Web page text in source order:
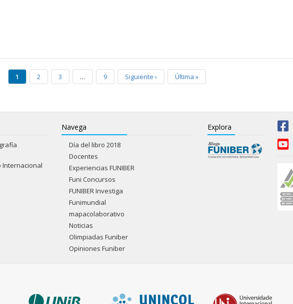
1 2 3 … 9 Siguiente › Última »
Internacional
Navega
Día del libro 2018
Docentes
Experiencias FUNIBER
Funi Concursos
FUNIBER Investiga
Funimundial
mapacolaborativo
Noticias
Olimpiadas Funiber
Opiniones Funiber
Explora